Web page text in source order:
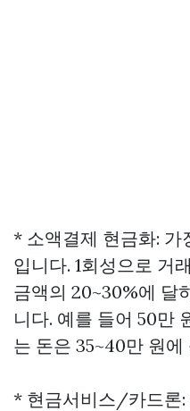
* 소액결제 현금화: 가
입니다. 1회성으로 거
금액의 20~30%에 달
니다. 예를 들어 50만
는 돈은 35~40만 원
* 현금서비스/카드론: